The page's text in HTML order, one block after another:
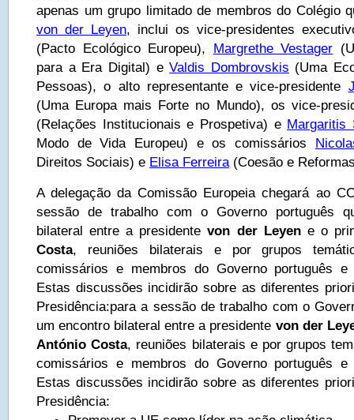
apenas um grupo limitado de membros do Colégio
von der Leyen, inclui os vice-presidentes
(Pacto Ecológico Europeu), Margrethe Vestager
para a Era Digital) eValdis Dombrovskis (Uma
Pessoas), o alto representante e vice-presidente
(Uma Europa mais Forte no Mundo), os vice-
(Relações Institucionais e Prospetiva) e Margaritis
Modo de Vida Europeu) e os comissários
Direitos Sociais) e Elisa Ferreira(Coesão e
A delegação da Comissão Europeia chegará ao
sessão de trabalho com o Governo português
bilateral entre a presidentevon der Leyene o
Costa, reuniões bilaterais e por grupos
comissários e membros do Governo português e
Estas discussões incidirão sobre as diferentes
Presidência:para a sessão de trabalho com o
um encontro bilateral entre a presidente von der
António Costa, reuniões bilaterais e por grupos
comissários e membros do Governo português e
Estas discussões incidirão sobre as diferentes
Presidência: